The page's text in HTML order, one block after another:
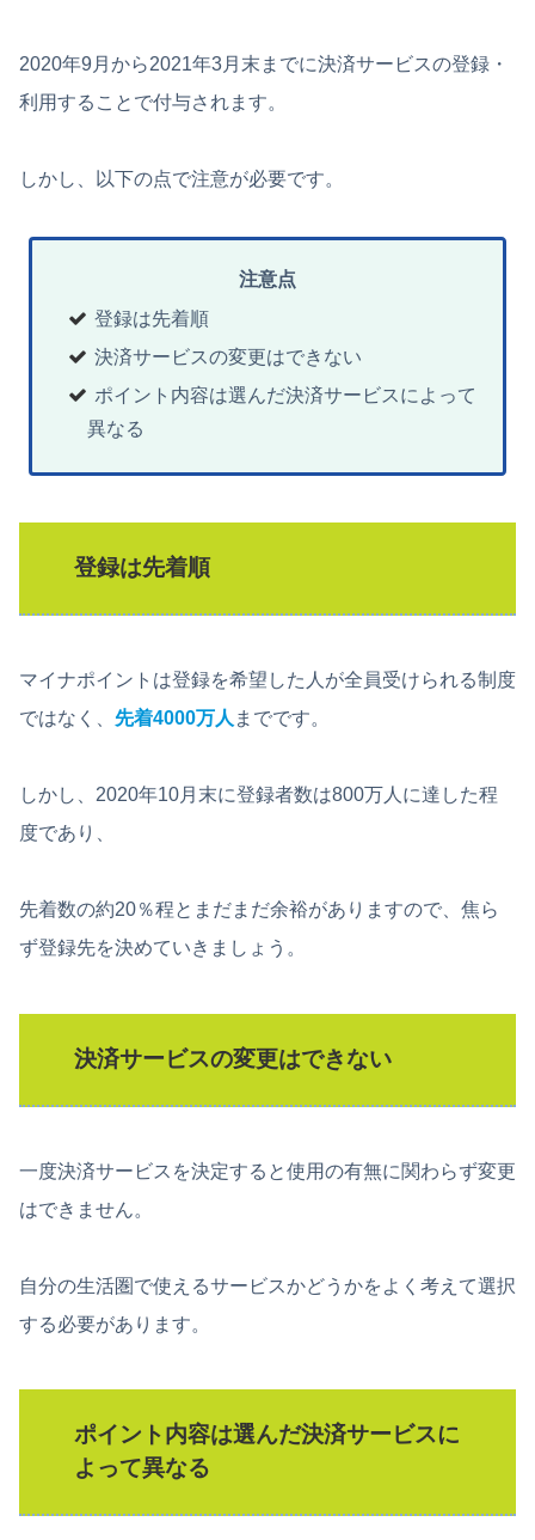
2020年9月から2021年3月末までに決済サービスの登録・
利用することで付与されます。
しかし、以下の点で注意が必要です。
注意点
登録は先着順
決済サービスの変更はできない
ポイント内容は選んだ決済サービスによって
異なる
登録は先着順
マイナポイントは登録を希望した人が全員受けられる制度
ではなく、 先着4000万人 までです。
しかし、2020年10月末に登録者数は800万人に達した程
度であり、
先着数の約20％程とまだまだ余裕がありますので、焦ら
ず登録先を決めていきましょう。
決済サービスの変更はできない
一度決済サービスを決定すると使用の有無に関わらず変更
はできません。
自分の生活圏で使えるサービスかどうかをよく考えて選択
する必要があります。
ポイント内容は選んだ決済サービスに
よって異なる